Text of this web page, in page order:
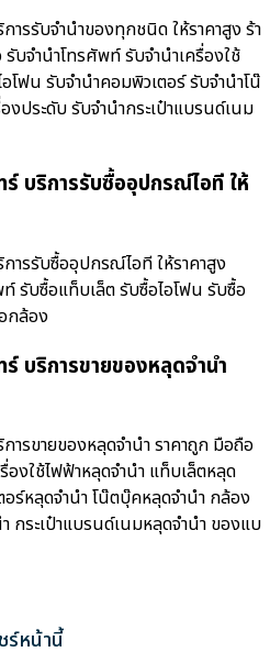
ารรับจำนำของทุกชนิด ให้ราคาสูง ร้า
บจำนำโทรศัพท์ รับจำนำเครื่องใช้
โฟน รับจำนำคอมพิวเตอร์ รับจำนำโน๊
ประดับ รับจำนำกระเป๋าแบรนด์เนม
ร์ บริการรับซื้ออุปกรณ์ไอที ให้
ารรับซื้ออุปกรณ์ไอที ให้ราคาสูง
รับซื้อแท็บเล็ต รับซื้อไอโฟน รับซื้อ
กล้อง
บริการขายของหลุดจำนำ
ารขายของหลุดจำนำ ราคาถูก มือถือ
องใช้ไฟฟ้าหลุดจำนำ แท็บเล็ตหลุด
ร์หลุดจำนำ โน๊ตบุ๊คหลุดจำนำ กล้อง
กระเป๋าแบรนด์เนมหลุดจำนำ ของแบ
ร์หน้านี้